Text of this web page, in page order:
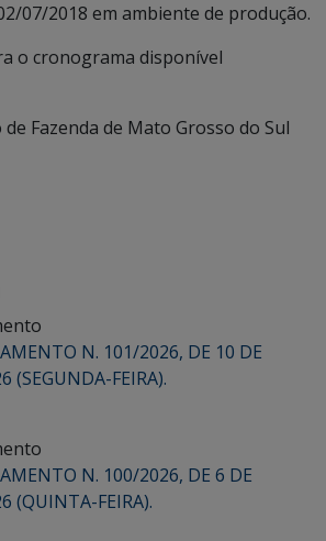
07/2018 em ambiente de produção.
o cronograma disponível
Fazenda de Mato Grosso do Sul
N. 101/2026, DE 10 DE
(SEGUNDA-FEIRA).
N. 100/2026, DE 6 DE
(QUINTA-FEIRA).